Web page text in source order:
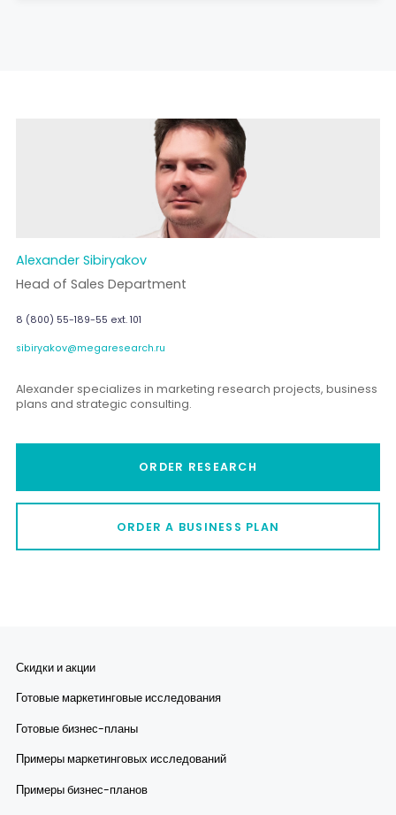
Alexander Sibiryakov
Head of Sales Department
8 (800) 55-189-55 ext. 101
sibiryakov@megaresearch.ru
Alexander specializes in marketing research projects, business
plans and strategic consulting.
ORDER RESEARCH
ORDER A BUSINESS PLAN
Скидки и акции
Готовые маркетинговые исследования
Готовые бизнес-планы
Примеры маркетинговых исследований
Примеры бизнес-планов